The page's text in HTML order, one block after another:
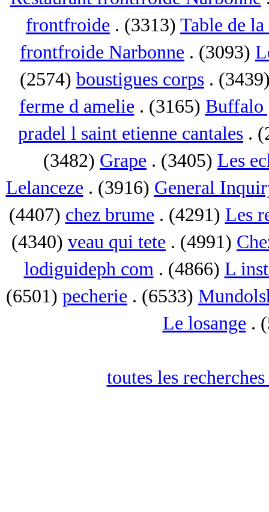
frontfroide . (3313) Table de
frontfroide Narbonne . (3093)
(2574) boustigues corps .
ferme d amelie . (3165) Buffalo
pradel l saint etienne cantales .
(3482) Grape . (3405) Les
Lelanceze . (3916) General
(4407) chez brume . (4291) Les
(4340) veau qui tete . (4991)
lodiguideph com. (4866) L
(6501) pecherie . (6533)
Le losange .
toutes les